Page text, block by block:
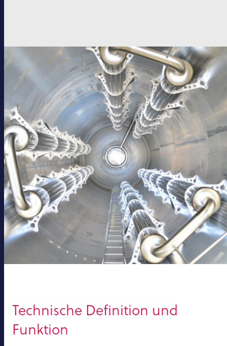
Technische Definition und
Funktion